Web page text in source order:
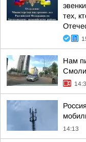
тех,
Нам
14:13